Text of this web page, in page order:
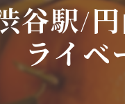
谷駅/
ライベ